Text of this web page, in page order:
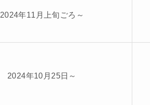
2024年11月上旬ごろ～
2024年10月25日～